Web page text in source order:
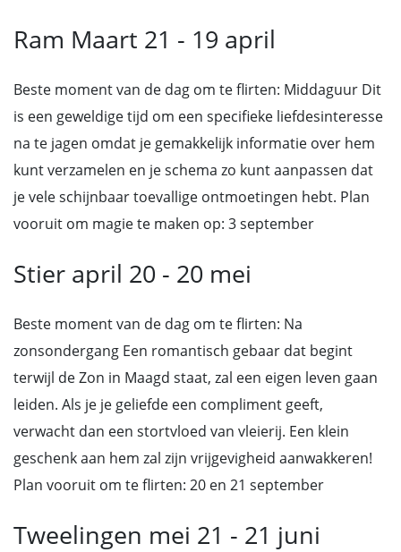
Ram Maart 21 - 19 april
Beste moment van de dag om te flirten: Middaguur Dit
is een geweldige tijd om een specifieke liefdesinteresse
na te jagen omdat je gemakkelijk informatie over hem
kunt verzamelen en je schema zo kunt aanpassen dat
je vele schijnbaar toevallige ontmoetingen hebt. Plan
vooruit om magie te maken op: 3 september
Stier april 20 - 20 mei
Beste moment van de dag om te flirten: Na
zonsondergang Een romantisch gebaar dat begint
terwijl de Zon in Maagd staat, zal een eigen leven gaan
leiden. Als je je geliefde een compliment geeft,
verwacht dan een stortvloed van vleierij. Een klein
geschenk aan hem zal zijn vrijgevigheid aanwakkeren!
Plan vooruit om te flirten: 20 en 21 september
Tweelingen mei 21 - 21 juni